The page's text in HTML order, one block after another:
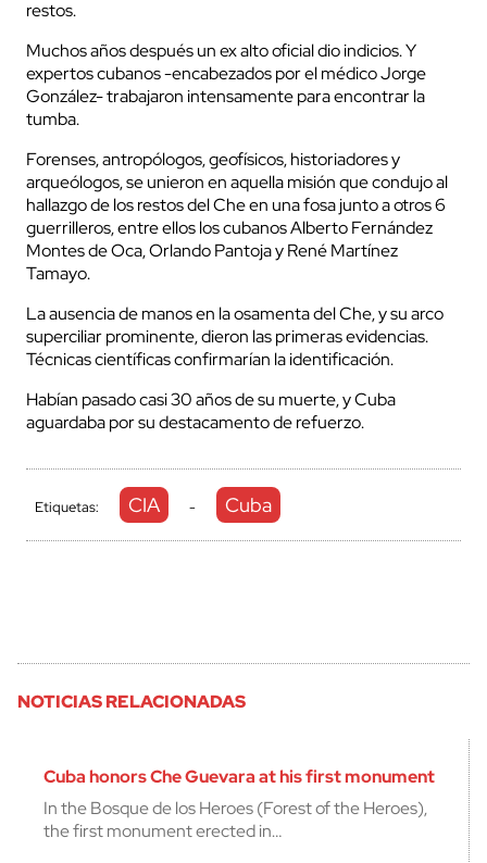
restos.
Muchos años después un ex alto oficial dio indicios. Y
expertos cubanos -encabezados por el médico Jorge
González- trabajaron intensamente para encontrar la
tumba.
Forenses, antropólogos, geofísicos, historiadores y
arqueólogos, se unieron en aquella misión que condujo al
hallazgo de los restos del Che en una fosa junto a otros 6
guerrilleros, entre ellos los cubanos Alberto Fernández
Montes de Oca, Orlando Pantoja y René Martínez
Tamayo.
La ausencia de manos en la osamenta del Che, y su arco
superciliar prominente, dieron las primeras evidencias.
Técnicas científicas confirmarían la identificación.
Habían pasado casi 30 años de su muerte, y Cuba
aguardaba por su destacamento de refuerzo.
Etiquetas: CIA - Cuba
NOTICIAS RELACIONADAS
Cuba honors Che Guevara at his first monument
In the Bosque de los Heroes (Forest of the Heroes),
the first monument erected in…